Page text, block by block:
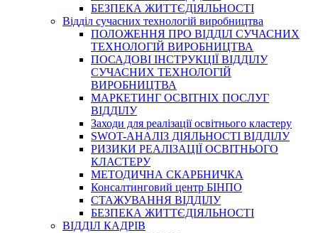
БЕЗПЕКА ЖИТТЄДІЯЛЬНОСТІ
Відділ сучасних технологій виробництва
ПОЛОЖЕННЯ ПРО ВІДДІЛ СУЧАСНИХ
ТЕХНОЛОГІЙ ВИРОБНИЦТВА
ПОСАДОВІ ІНСТРУКЦІЇ ВІДДІЛУ
СУЧАСНИХ ТЕХНОЛОГІЙ
ВИРОБНИЦТВА
МАРКЕТИНГ ОСВІТНІХ ПОСЛУГ
ВІДДІЛУ
Заходи для реалізації освітнього кластеру
SWOT-АНАЛІЗ ДІЯЛЬНОСТІ ВІДДІЛУ
РИЗИКИ РЕАЛІЗАЦІЇ ОСВІТНЬОГО
КЛАСТЕРУ
МЕТОДИЧНА СКАРБНИЧКА
Консалтинговий центр БІНПО
СТАЖУВАННЯ ВІДДІЛУ
БЕЗПЕКА ЖИТТЄДІЯЛЬНОСТІ
ВІДДІЛ КАДРІВ